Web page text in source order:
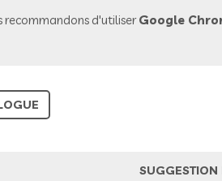
recommandons d'utiliserGoogle
SUGGESTION